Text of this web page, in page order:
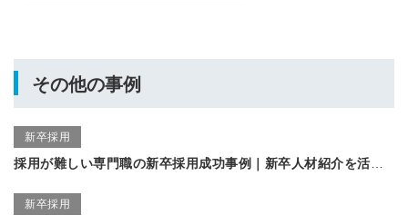
その他の事例
新卒採用
新卒採用